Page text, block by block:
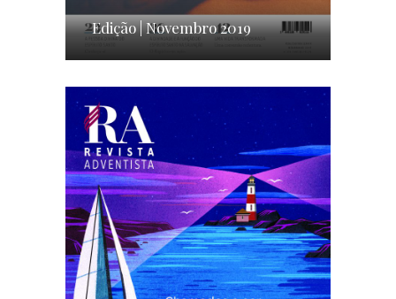
Edição | Novembro 2019